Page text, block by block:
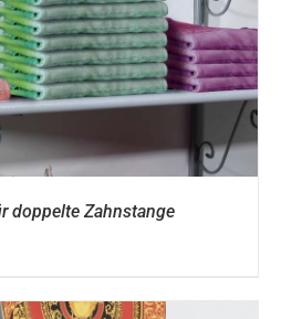
doppelte Zahnstange